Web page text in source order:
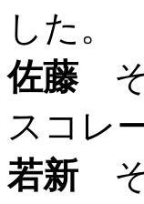
した。
佐藤そ
スコレ
若新 そ